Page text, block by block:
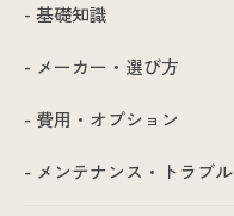
- 基礎知識
- メーカー・選び方
- 費用・オプション
- メンテナンス・トラブル